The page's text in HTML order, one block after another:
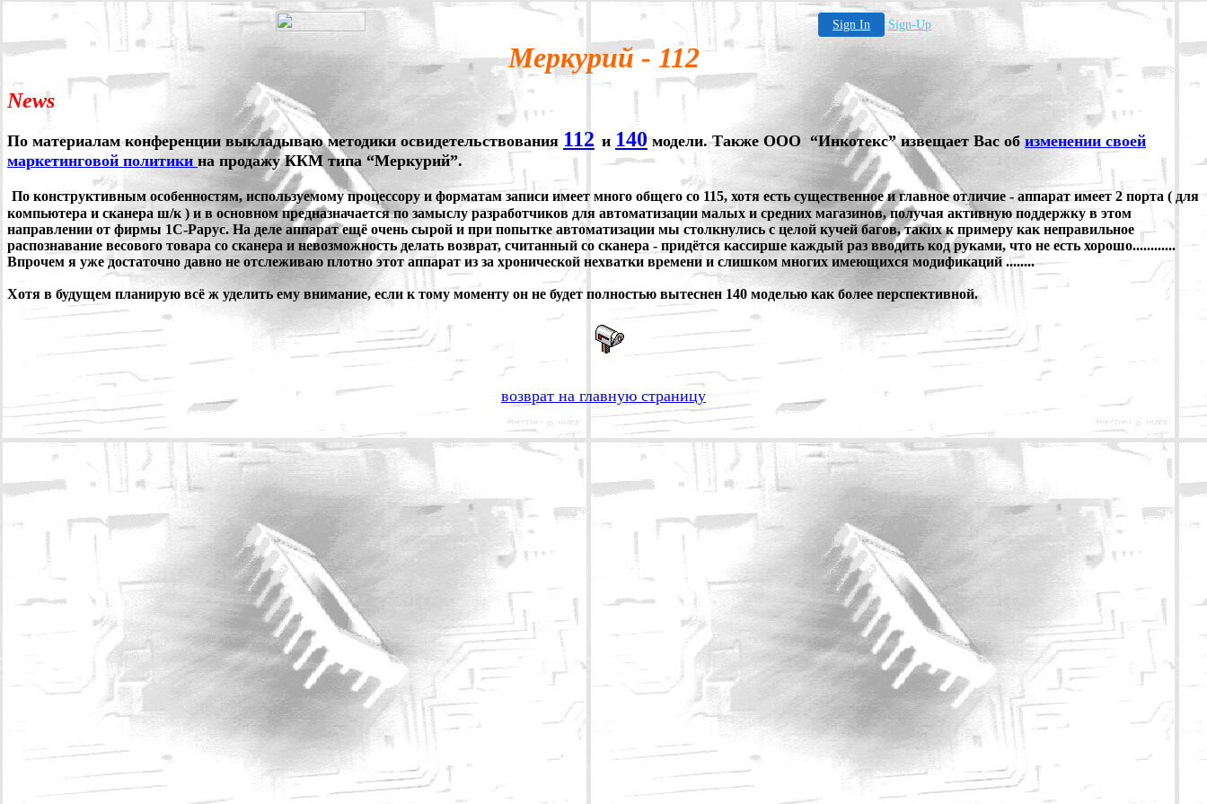
Sign In Sign-Up
Меркурий - 112
News
По материалам конференции выкладываю методики освидетельствования 112 и 140 модели. Также ООО “Инкотекс” извещает Вас об изменении своей
маркетинговой политики на продажу ККМ типа “Меркурий”.
По конструктивным особенностям, используемому процессору и форматам записи имеет много общего со 115, хотя есть существенное и главное отличие - аппарат имеет 2 порта ( для
компьютера и сканера ш/к ) и в основном предназначается по замыслу разработчиков для автоматизации малых и средних магазинов, получая активную поддержку в этом
направлении от фирмы 1С-Рарус. На деле аппарат ещё очень сырой и при попытке автоматизации мы столкнулись с целой кучей багов, таких к примеру как неправильное
распознавание весового товара со сканера и невозможность делать возврат, считанный со сканера - придётся кассирше каждый раз вводить код руками, что не есть хорошо............
Впрочем я уже достаточно давно не отслеживаю плотно этот аппарат из за хронической нехватки времени и слишком многих имеющихся модификаций ........
Хотя в будущем планирую всё ж уделить ему внимание, если к тому моменту он не будет полностью вытеснен 140 моделью как более перспективной.
возврат на главную страницу